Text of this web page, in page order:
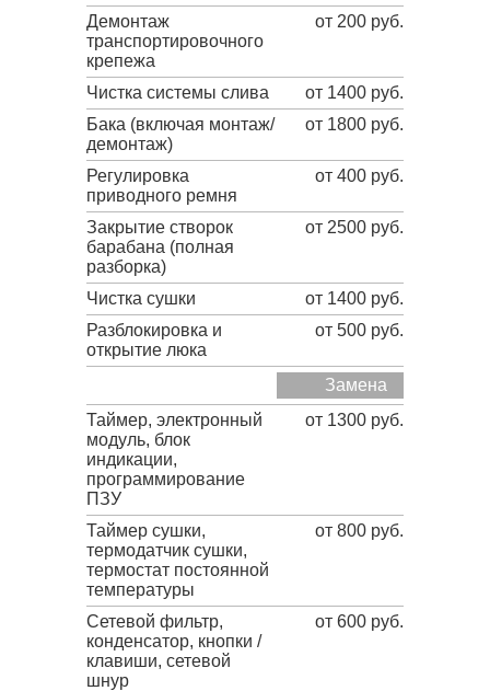
Демонтаж
транспортировочного
крепежа
от 200 руб.
Чистка системы слива
от 1400 руб.
Бака (включая монтаж/
демонтаж)
от 1800 руб.
Регулировка
приводного ремня
от 400 руб.
Закрытие створок
барабана (полная
разборка)
от 2500 руб.
Чистка сушки
от 1400 руб.
Разблокировка и
открытие люка
от 500 руб.
Замена
Таймер, электронный
модуль, блок
индикации,
программирование
ПЗУ
от 1300 руб.
Таймер сушки,
термодатчик сушки,
термостат постоянной
температуры
от 800 руб.
Сетевой фильтр,
конденсатор, кнопки /
клавиши, сетевой
шнур
от 600 руб.